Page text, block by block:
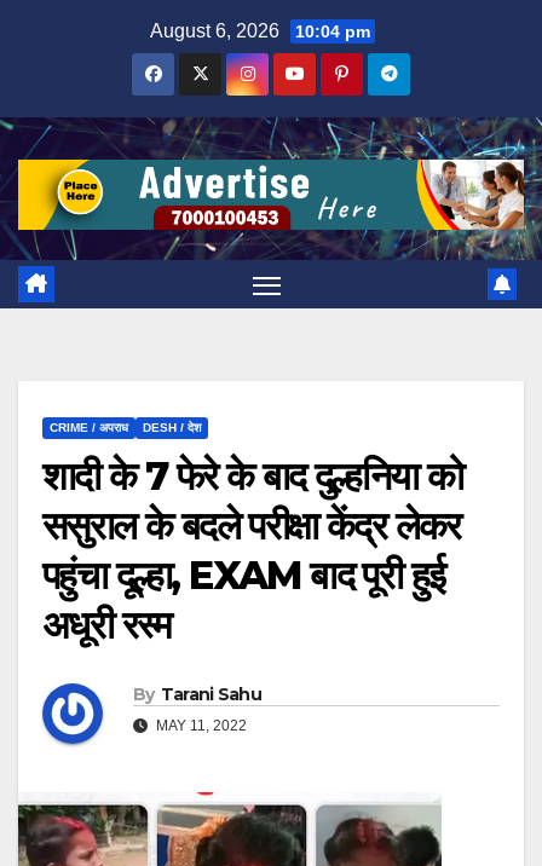
August 6, 2026 10:04 pm
CRIME / अपराध DESH / देश
शादी के 7 फेरे के बाद दुल्हनिया को
ससुराल के बदले परीक्षा केंद्र लेकर
पहुंचा दूल्हा, EXAM बाद पूरी हुई
अधूरी रस्म
By Tarani Sahu
MAY 11, 2022